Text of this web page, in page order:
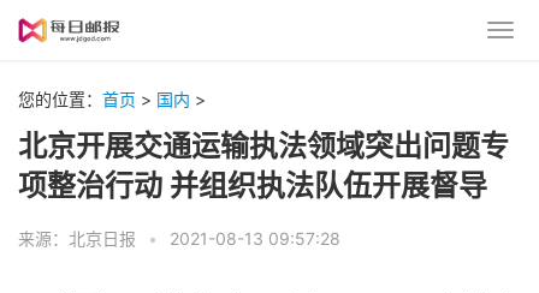
您的位置： 首页 > 国内 >
北京开展交通运输执法领域突出问题专
项整治行动 并组织执法队伍开展督导
来源：北京日报 • 2021-08-13 09:57:28